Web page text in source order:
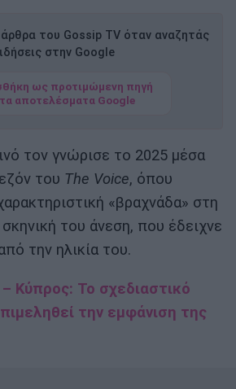
του Gossip TV όταν αναζητάς
στην Google
ως προτιμώμενη πηγή
αποτελέσματα Google
τον γνώρισε το 2025 μέσα
του The Voice, όπου
«βραχνάδα» στη
του άνεση, που έδειχνε
την ηλικία του.
Κύπρος: Το σχεδιαστικό
την εμφάνιση της